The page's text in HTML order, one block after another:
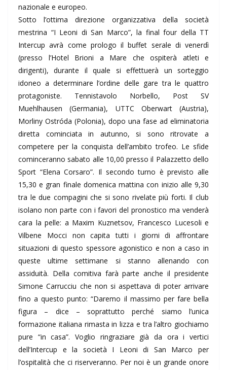
nazionale e europeo.
Sotto l’ottima direzione organizzativa della società
mestrina “I Leoni di San Marco”, la final four della TT
Intercup avrà come prologo il buffet serale di venerdì
(presso l’Hotel Brioni a Mare che ospiterà atleti e
dirigenti), durante il quale si effettuerà un sorteggio
idoneo a determinare l’ordine delle gare tra le quattro
protagoniste. Tennistavolo Norbello, Post SV
Muehlhausen (Germania), UTTC Oberwart (Austria),
Morliny Ostróda (Polonia), dopo una fase ad eliminatoria
diretta cominciata in autunno, si sono ritrovate a
competere per la conquista dell’ambito trofeo. Le sfide
cominceranno sabato alle 10,00 presso il Palazzetto dello
Sport “Elena Corsaro”. Il secondo turno è previsto alle
15,30 e gran finale domenica mattina con inizio alle 9,30
tra le due compagini che si sono rivelate più forti. Il club
isolano non parte con i favori del pronostico ma venderà
cara la pelle: a Maxim Kuznetsov, Francesco Lucesoli e
Vilbene Mocci non capita tutti i giorni di affrontare
situazioni di questo spessore agonistico e non a caso in
queste ultime settimane si stanno allenando con
assiduità. Della comitiva farà parte anche il presidente
Simone Carrucciu che non si aspettava di poter arrivare
fino a questo punto: “Daremo il massimo per fare bella
figura – dice – soprattutto perché siamo l’unica
formazione italiana rimasta in lizza e tra l’altro giochiamo
pure “in casa”. Voglio ringraziare già da ora i vertici
dell’Intercup e la società I Leoni di San Marco per
l’ospitalità che ci riserveranno. Per noi è un grande onore